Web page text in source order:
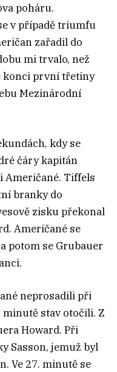
poháru.
v případě triumfu
zařadil do
mi trvalo, než
konci první třetiny
Mezinárodní
kdy se
čáry kapitán
Američané. Tiffels
branky do
zisku překonal
Američané se
potom se Grubauer
neprosadili při
minutě stav otočili. Z
Howard. Při
Sasson, jemuž byl
Ve 27. minutě se